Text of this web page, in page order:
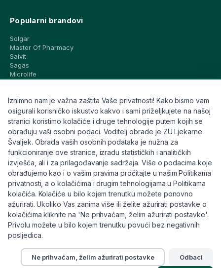
Popularni brandovi
Solgar
Master Of Pharmacy
Salvit
Sagas
Microlife
CeraVe
Eucerin
Avene
Bioderma
Svi brandovi
Info
Trebate pomoć ili imate pitanja?
+385 91 6191 901
info@eljekarna24.hr
Iznimno nam je važna zaštita Vaše privatnosti! Kako bismo vam
osigurali korisničko iskustvo kakvo i sami priželjkujete na našoj
stranici koristimo kolačiće i druge tehnologije putem kojih se
obrađuju vaši osobni podaci. Voditelj obrade je ZU Ljekarne
Švaljek. Obrada vaših osobnih podataka je nužna za
funkcioniranje ove stranice, izradu statističkih i analitičkih
izvješća, ali i za prilagođavanje sadržaja. Više o podacima koje
obrađujemo kao i o vašim pravima pročitajte u našim Politikama
privatnosti, a o kolačićima i drugim tehnologijama u Politikama
kolačića. Kolačiće u bilo kojem trenutku možete ponovno
ažurirati. Ukoliko Vas zanima više ili želite ažurirati postavke o
kolačićima kliknite na 'Ne prihvaćam, želim ažurirati postavke'.
Privolu možete u bilo kojem trenutku povući bez negativnih
posljedica.
Ne prihvaćam, želim ažurirati postavke Odbaci